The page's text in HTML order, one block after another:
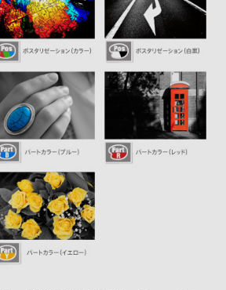
ファームウェアアップグレードプログラムは